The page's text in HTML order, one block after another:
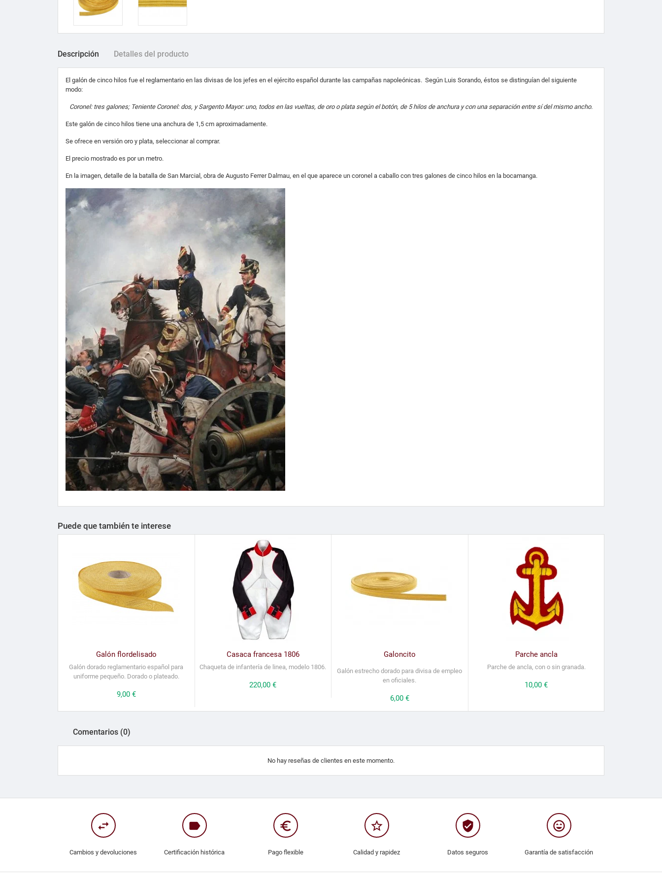
Descripción Detalles del producto
El galón de cinco hilos fue el reglamentario en las divisas de los jefes en el ejército español durante las campañas napoleónicas. Según Luis Sorando, éstos se distinguían del siguiente
modo:
Coronel: tres galones; Teniente Coronel: dos, y Sargento Mayor: uno, todos en las vueltas, de oro o plata según el botón, de 5 hilos de anchura y con una separación entre sí del mismo ancho.
Este galón de cinco hilos tiene una anchura de 1,5 cm aproximadamente.
Se ofrece en versión oro y plata, seleccionar al comprar.
El precio mostrado es por un metro.
En la imagen, detalle de la batalla de San Marcial, obra de Augusto Ferrer Dalmau, en el que aparece un coronel a caballo con tres galones de cinco hilos en la bocamanga.
Puede que también te interese
Galón flordelisado
Galón dorado reglamentario español para
uniforme pequeño. Dorado o plateado.
Precio
9,00 €
Casaca francesa 1806
Chaqueta de infantería de linea, modelo 1806.
Precio
220,00 €
Galoncito
Galón estrecho dorado para divisa de empleo
en oficiales.
Precio
6,00 €
Parche ancla
Parche de ancla, con o sin granada.
Precio
10,00 €
Comentarios (0)
No hay reseñas de clientes en este momento.
swap_horiz
Cambios y devoluciones
label
Certificación histórica
euro_symbol
Pago flexible
star_border
Calidad y rapidez
verified_user
Datos seguros
sentiment_very_satisfied
Garantía de satisfacción